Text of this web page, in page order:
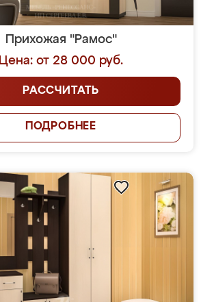
Прихожая "Рамос"
Цена: от 28 000 руб.
РАССЧИТАТЬ
ПОДРОБНЕЕ